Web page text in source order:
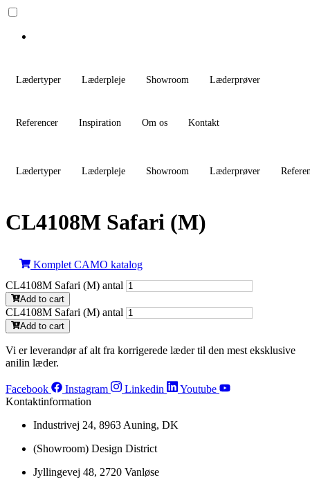
Lædertyper Læderpleje Showroom Læderprøver
Referencer Inspiration Om os Kontakt
Lædertyper Læderpleje Showroom Læderprøver
CL4108M Safari (M)
Komplet CAMO katalog
CL4108M Safari (M) antal
Add to cart
CL4108M Safari (M) antal
Add to cart
Vi er leverandør af alt fra korrigerede læder til den mest eksklusive
anilin læder.
Facebook Instagram Linkedin
Youtube
Kontaktinformation
Industrivej 24, 8963 Auning, DK
(Showroom) Design District
Jyllingevej 48, 2720 Vanløse